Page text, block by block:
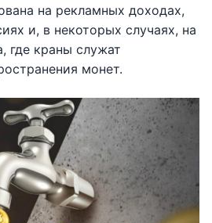
на рекламных доходах,
и, в некоторых случаях, на
где краны служат
монет.